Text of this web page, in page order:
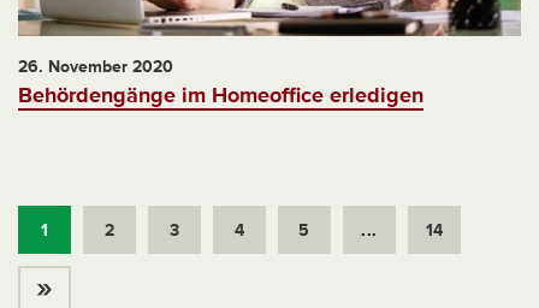
26. November 2020
Behördengänge im Homeoffice erledigen
1 2 3 4 5 ... 14
»